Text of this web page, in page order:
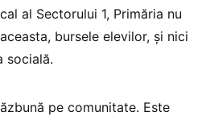
al Sectorului 1, Primăria nu
bursele elevilor, și nici
socială.
pe comunitate. Este